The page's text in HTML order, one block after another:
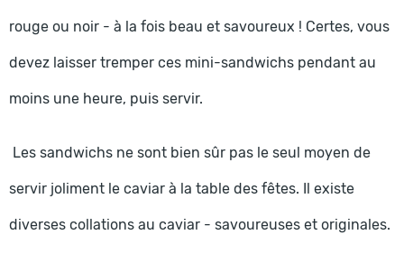
rouge ou noir - à la fois beau et savoureux ! Certes, vous
devez laisser tremper ces mini-sandwichs pendant au
moins une heure, puis servir.
Les sandwichs ne sont bien sûr pas le seul moyen de
servir joliment le caviar à la table des fêtes. Il existe
diverses collations au caviar - savoureuses et originales.